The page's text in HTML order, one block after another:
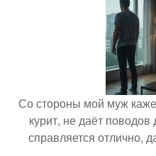
Со стороны мой муж
курит, не даёт
справляется отлично,